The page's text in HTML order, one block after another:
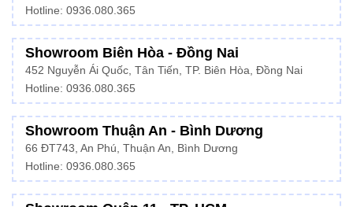
Hotline: 0936.080.365
Showroom Biên Hòa - Đồng Nai
452 Nguyễn Ái Quốc, Tân Tiến, TP. Biên Hòa, Đồng Nai
Hotline: 0936.080.365
Showroom Thuận An - Bình Dương
66 ĐT743, An Phú, Thuận An, Bình Dương
Hotline: 0936.080.365